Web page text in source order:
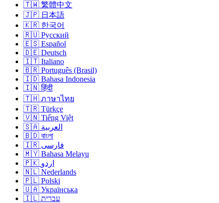
🇹🇼 繁體中文
🇯🇵 日本語
🇰🇷 한국어
🇷🇺 Русский
🇪🇸 Español
🇩🇪 Deutsch
🇮🇹 Italiano
🇧🇷 Português (Brasil)
🇮🇩 Bahasa Indonesia
🇮🇳 हिंदी
🇹🇭 ภาษาไทย
🇹🇷 Türkçe
🇻🇳 Tiếng Việt
🇸🇦 العربية
🇧🇩 বাংলা
🇮🇷 فارسی
🇲🇾 Bahasa Melayu
🇵🇰 اردو
🇳🇱 Nederlands
🇵🇱 Polski
🇺🇦 Українська
🇮🇱 עברית